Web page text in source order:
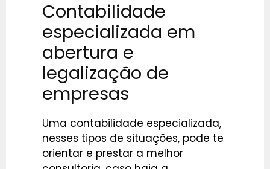
Contabilidade
especializada em
abertura e
legalização de
empresas
Uma contabilidade especializada,
nesses tipos de situações, pode te
orientar e prestar a melhor